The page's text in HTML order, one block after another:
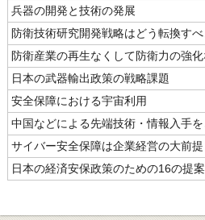
兵器の開発と技術の発展
防衛技術研究開発戦略はどう転換す
防衛産業の再生なくして防衛力の強化
日本の武器輸出政策の戦略課題
安全保障における宇宙利用
中国などによる先端技術・情報入手
サイバー安全保障は企業経営の大前提
日本の経済安保政策のための16の提案